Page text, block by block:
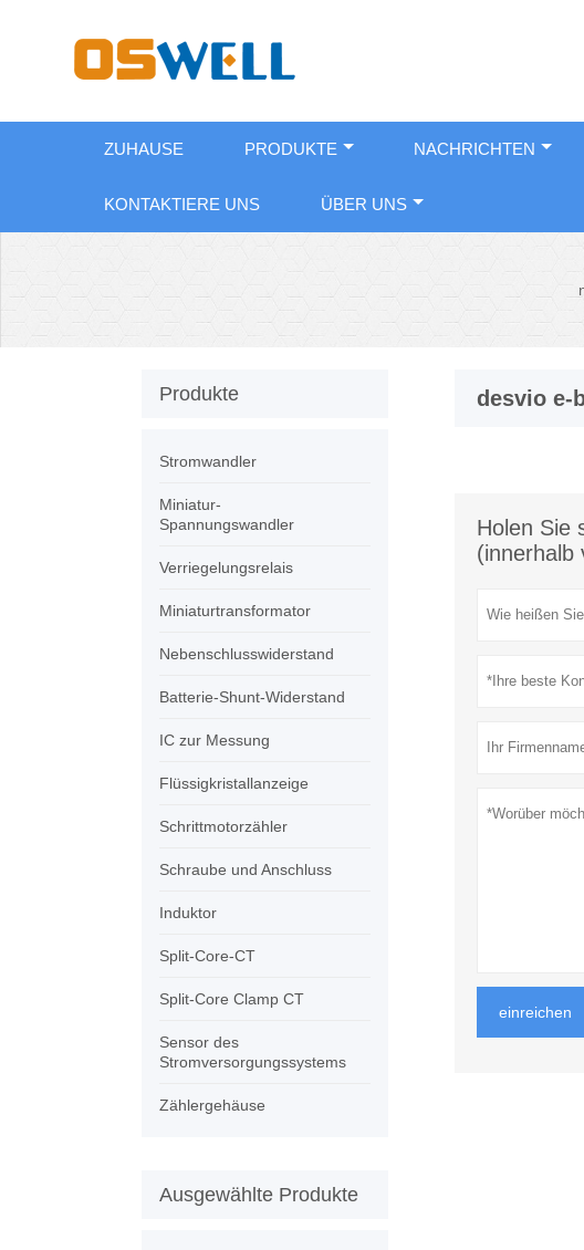
ZUHAUSE PRODUKTE NACHRICHTEN
KONTAKTIERE UNS ÜBER UNS
desvio e-
Holen Sie
(innerhalb
einreichen
Produkte
Stromwandler
Miniatur-
Spannungswandler
Verriegelungsrelais
Miniaturtransformator
Nebenschlusswiderstand
Batterie-Shunt-Widerstand
IC zur Messung
Flüssigkristallanzeige
Schrittmotorzähler
Schraube und Anschluss
Induktor
Split-Core-CT
Split-Core Clamp CT
Sensor des
Stromversorgungssystems
Zählergehäuse
Ausgewählte Produkte